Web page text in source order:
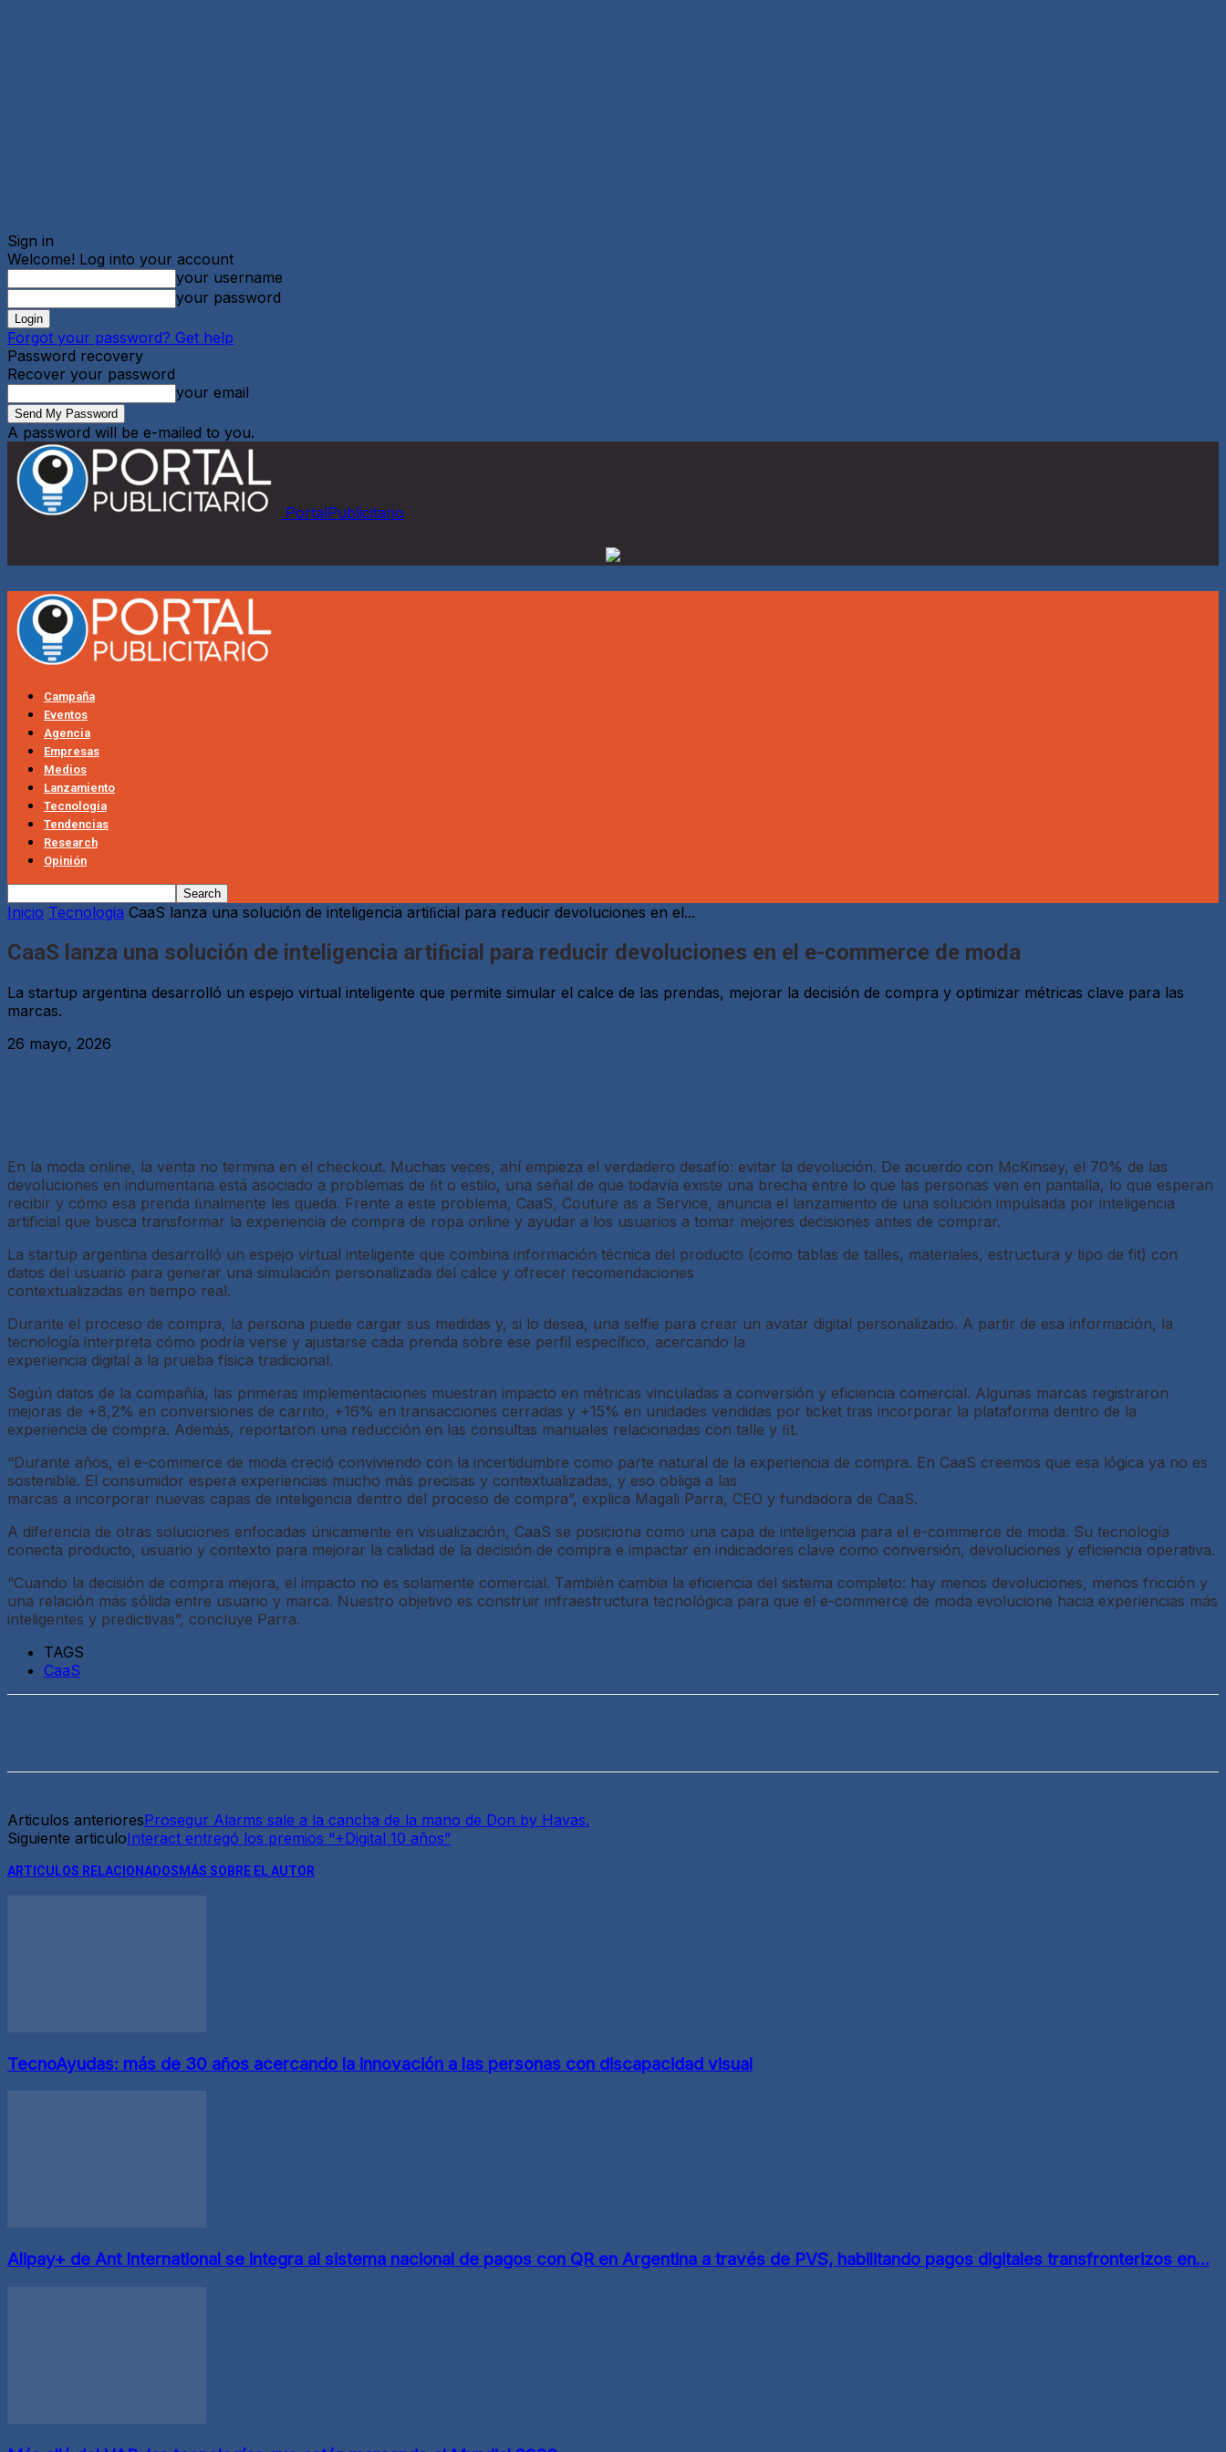
Sign in
Welcome! Log into your account
your username
your password
Forgot your password? Get help
Password recovery
Recover your password
your email
A password will be e-mailed to you.
PortalPublicitario
Campaña
Eventos
Agencia
Empresas
Medios
Lanzamiento
Tecnologia
Tendencias
Research
Opinión
Inicio Tecnologia CaaS lanza una solución de inteligencia artiﬁcial para reducir devoluciones en el...
CaaS lanza una solución de inteligencia artiﬁcial para reducir devoluciones en el e-commerce de moda
La startup argentina desarrolló un espejo virtual inteligente que permite simular el calce de las prendas, mejorar la decisión de compra y optimizar métricas clave para las
marcas.
26 mayo, 2026
En la moda online, la venta no termina en el checkout. Muchas veces, ahí empieza el verdadero desafío: evitar la devolución. De acuerdo con McKinsey, el 70% de las
devoluciones en indumentaria está asociado a problemas de ﬁt o estilo, una señal de que todavía existe una brecha entre lo que las personas ven en pantalla, lo que esperan
recibir y cómo esa prenda ﬁnalmente les queda. Frente a este problema, CaaS, Couture as a Service, anuncia el lanzamiento de una solución impulsada por inteligencia
artificial que busca transformar la experiencia de compra de ropa online y ayudar a los usuarios a tomar mejores decisiones antes de comprar.
La startup argentina desarrolló un espejo virtual inteligente que combina información técnica del producto (como tablas de talles, materiales, estructura y tipo de fit) con
datos del usuario para generar una simulación personalizada del calce y ofrecer recomendaciones
contextualizadas en tiempo real.
Durante el proceso de compra, la persona puede cargar sus medidas y, si lo desea, una selfie para crear un avatar digital personalizado. A partir de esa información, la
tecnología interpreta cómo podría verse y ajustarse cada prenda sobre ese perfil específico, acercando la
experiencia digital a la prueba física tradicional.
Según datos de la compañía, las primeras implementaciones muestran impacto en métricas vinculadas a conversión y eficiencia comercial. Algunas marcas registraron
mejoras de +8,2% en conversiones de carrito, +16% en transacciones cerradas y +15% en unidades vendidas por ticket tras incorporar la plataforma dentro de la
experiencia de compra. Además, reportaron una reducción en las consultas manuales relacionadas con talle y ﬁt.
“Durante años, el e-commerce de moda creció conviviendo con la incertidumbre como parte natural de la experiencia de compra. En CaaS creemos que esa lógica ya no es
sostenible. El consumidor espera experiencias mucho más precisas y contextualizadas, y eso obliga a las
marcas a incorporar nuevas capas de inteligencia dentro del proceso de compra”, explica Magali Parra, CEO y fundadora de CaaS.
A diferencia de otras soluciones enfocadas únicamente en visualización, CaaS se posiciona como una capa de inteligencia para el e-commerce de moda. Su tecnología
conecta producto, usuario y contexto para mejorar la calidad de la decisión de compra e impactar en indicadores clave como conversión, devoluciones y eficiencia operativa.
“Cuando la decisión de compra mejora, el impacto no es solamente comercial. También cambia la eficiencia del sistema completo: hay menos devoluciones, menos fricción y
una relación más sólida entre usuario y marca. Nuestro objetivo es construir infraestructura tecnológica para que el e-commerce de moda evolucione hacia experiencias más
inteligentes y predictivas”, concluye Parra.
TAGS
CaaS
Articulos anterioresProsegur Alarms sale a la cancha de la mano de Don by Havas.
Siguiente articuloInteract entregó los premios “+Digital 10 años”
ARTICULOS RELACIONADOS MÁS SOBRE EL AUTOR
TecnoAyudas: más de 30 años acercando la innovación a las personas con discapacidad visual
Alipay+ de Ant International se integra al sistema nacional de pagos con QR en Argentina a través de PVS, habilitando pagos digitales transfronterizos en...